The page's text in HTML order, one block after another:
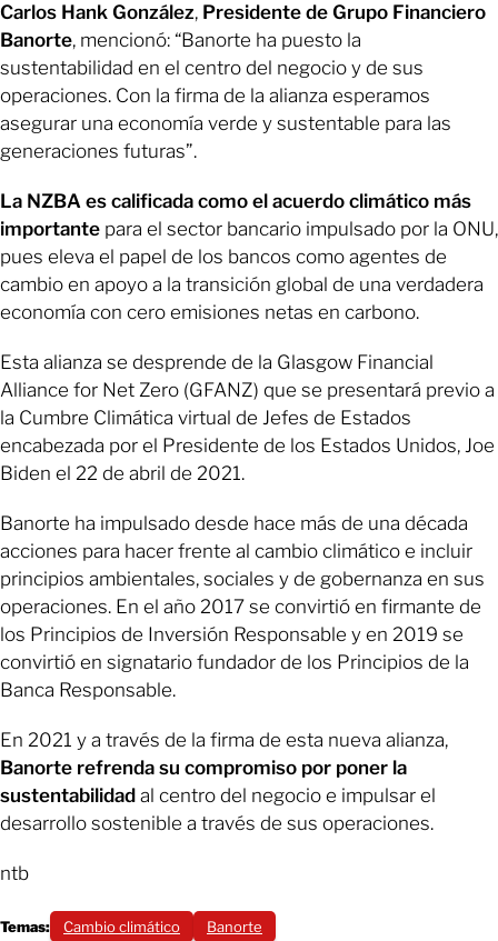
Carlos Hank González, Presidente de Grupo Financiero
Banorte, mencionó: “Banorte ha puesto la
sustentabilidad en el centro del negocio y de sus
operaciones. Con la firma de la alianza esperamos
asegurar una economía verde y sustentable para las
generaciones futuras”.
La NZBA es calificada como el acuerdo climático más
importante para el sector bancario impulsado por la ONU,
pues eleva el papel de los bancos como agentes de
cambio en apoyo a la transición global de una verdadera
economía con cero emisiones netas en carbono.
Esta alianza se desprende de la Glasgow Financial
Alliance for Net Zero (GFANZ) que se presentará previo a
la Cumbre Climática virtual de Jefes de Estados
encabezada por el Presidente de los Estados Unidos, Joe
Biden el 22 de abril de 2021.
Banorte ha impulsado desde hace más de una década
acciones para hacer frente al cambio climático e incluir
principios ambientales, sociales y de gobernanza en sus
operaciones. En el año 2017 se convirtió en firmante de
los Principios de Inversión Responsable y en 2019 se
convirtió en signatario fundador de los Principios de la
Banca Responsable.
En 2021 y a través de la firma de esta nueva alianza,
Banorte refrenda su compromiso por poner la
sustentabilidad al centro del negocio e impulsar el
desarrollo sostenible a través de sus operaciones.
ntb
Temas: Cambio climático Banorte